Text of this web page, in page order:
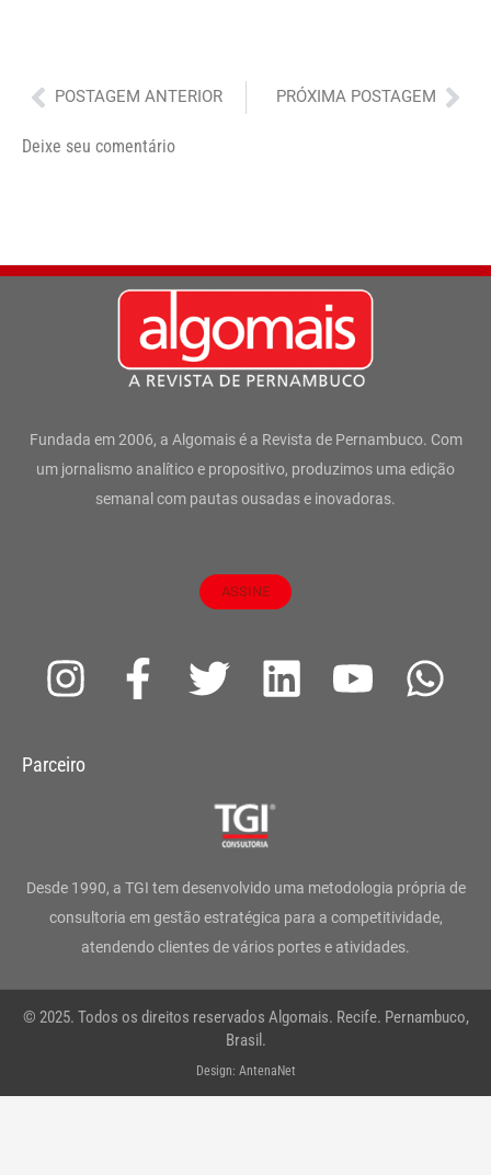
Anterior
POSTAGEM ANTERIOR PRÓXIMA POSTAGEM
Deixe seu comentário
Fundada em 2006, a Algomais é a Revista de Pernambuco. Com
um jornalismo analítico e propositivo, produzimos uma edição
semanal com pautas ousadas e inovadoras.
ASSINE
I
s
g
r
a
m
F
a
o
o
k
-
T
t
e
r
L
d
i
n
Y
b
e
W
a
p
Parceiro
Desde 1990, a TGI tem desenvolvido uma metodologia própria de
consultoria em gestão estratégica para a competitividade,
atendendo clientes de vários portes e atividades.
© 2025. Todos os direitos reservados Algomais. Recife. Pernambuco,
Brasil.
Design: AntenaNet